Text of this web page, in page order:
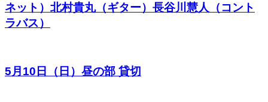
ネット）北村貴丸（ギター）長谷川慧人（コント
ラバス）
5月10日（日）昼の部 貸切